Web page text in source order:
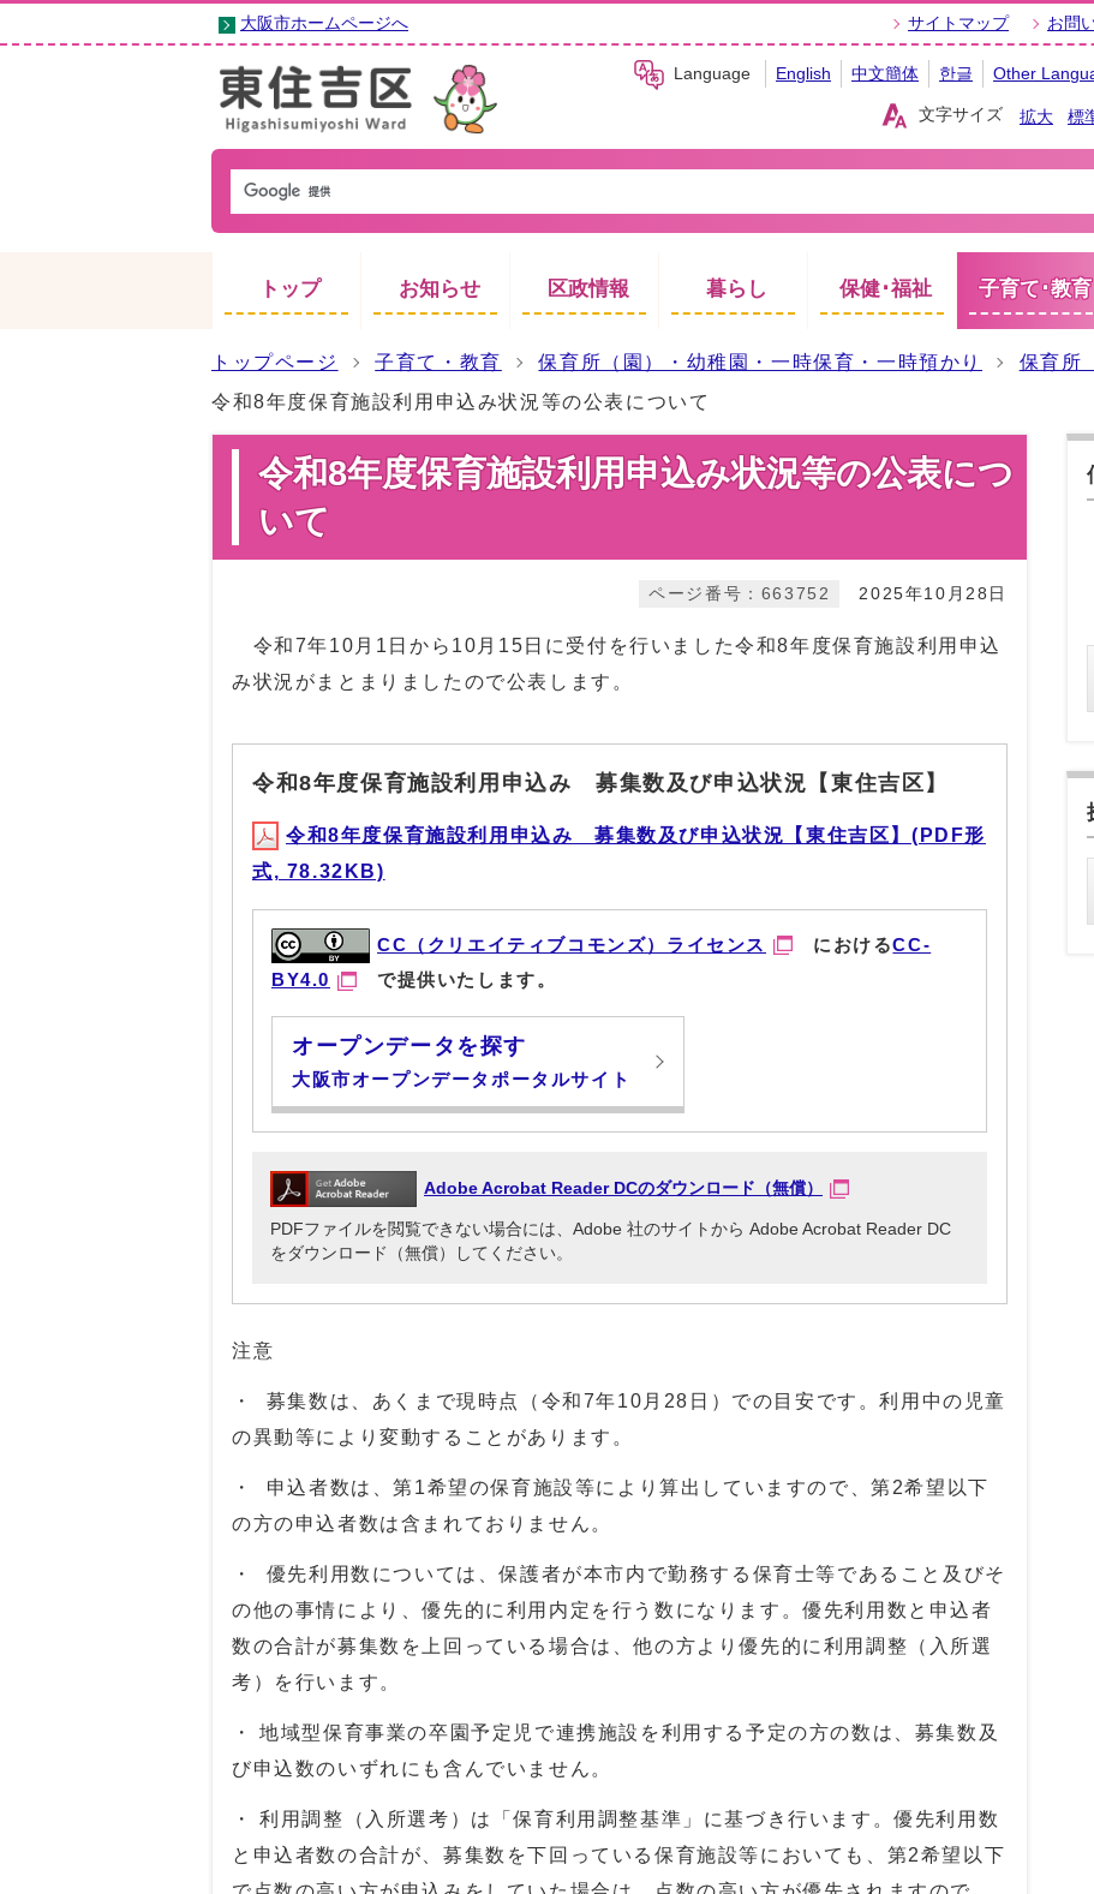
大阪市ホームページへ サイトマップ お問
Language English 中文簡体 한글 Other
文字サイズ 拡大 標
トップ お知らせ 区政情報 暮らし 保健･福祉 子育て･教育
トップページ 子育て・教育 保育所（園）・幼稚園・一時保育・一時預かり
保育所
令和8年度保育施設利用申込み状況等の公表について
令和8年度保育施設利用申込み状況等の公表につ
いて
2025年10月28日
ページ番号：663752
令和7年10月1日から10月15日に受付を行いました令和8年度保育施設利用申込
み状況がまとまりましたので公表します。
令和8年度保育施設利用申込み 募集数及び申込状況【東住吉区】
令和8年度保育施設利用申込み 募集数及び申込状況【東住吉区】(PDF形
式, 78.32KB)
CC（クリエイティブコモンズ）ライセンス におけるCC-
BY4.0
で提供いたします。
オープンデータを探す
大阪市オープンデータポータルサイト
Adobe Acrobat Reader DCのダウンロード（無償）
PDFファイルを閲覧できない場合には、Adobe 社のサイトから Adobe Acrobat Reader DC
をダウンロード（無償）してください。
注意
・ 募集数は、あくまで現時点（令和7年10月28日）での目安です。利用中の児童
の異動等により変動することがあります。
・ 申込者数は、第1希望の保育施設等により算出していますので、第2希望以下
の方の申込者数は含まれておりません。
・ 優先利用数については、保護者が本市内で勤務する保育士等であること及びそ
の他の事情により、優先的に利用内定を行う数になります。優先利用数と申込者
数の合計が募集数を上回っている場合は、他の方より優先的に利用調整（入所選
考）を行います。
・ 地域型保育事業の卒園予定児で連携施設を利用する予定の方の数は、募集数及
び申込数のいずれにも含んでいません。
・ 利用調整（入所選考）は「保育利用調整基準」に基づき行います。優先利用数
と申込者数の合計が、募集数を下回っている保育施設等においても、第2希望以下